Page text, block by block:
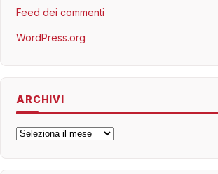
Feed dei commenti
WordPress.org
ARCHIVI
Archivi